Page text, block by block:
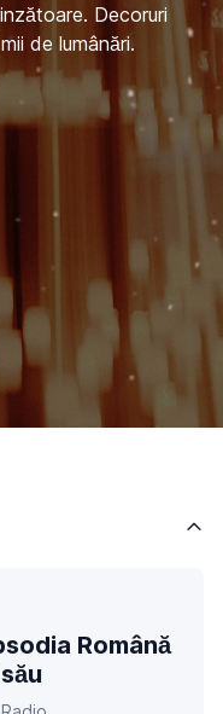
Decoruri
de lumânări.
Română